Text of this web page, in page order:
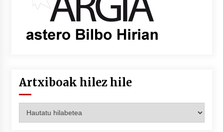
Artxiboak hilez hile
hilez